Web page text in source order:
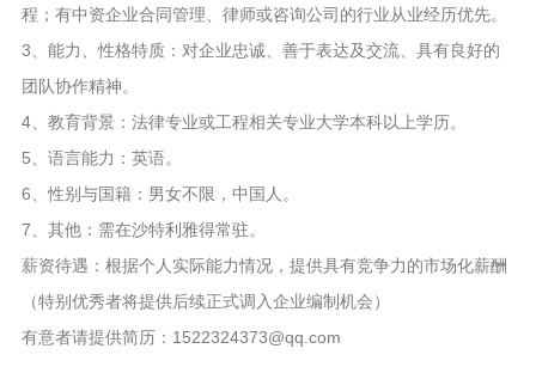
程；有中资企业合同管理、律师或咨询公司的行业从业经历优先。
3、能力、性格特质：对企业忠诚、善于表达及交流、具有良好的
团队协作精神。
4、教育背景：法律专业或工程相关专业大学本科以上学历。
5、语言能力：英语。
6、性别与国籍：男女不限，中国人。
7、其他：需在沙特利雅得常驻。
薪资待遇：根据个人实际能力情况，提供具有竞争力的市场化薪酬
（特别优秀者将提供后续正式调入企业编制机会）
有意者请提供简历：1522324373@qq.com